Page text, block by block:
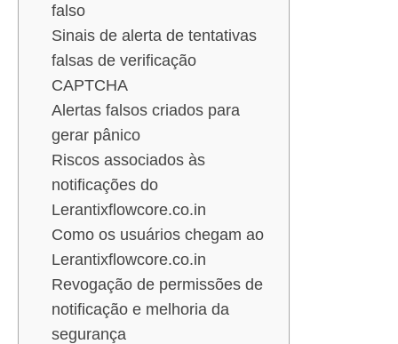
falso
Sinais de alerta de tentativas
falsas de verificação
CAPTCHA
Alertas falsos criados para
gerar pânico
Riscos associados às
notificações do
Lerantixflowcore.co.in
Como os usuários chegam ao
Lerantixflowcore.co.in
Revogação de permissões de
notificação e melhoria da
segurança